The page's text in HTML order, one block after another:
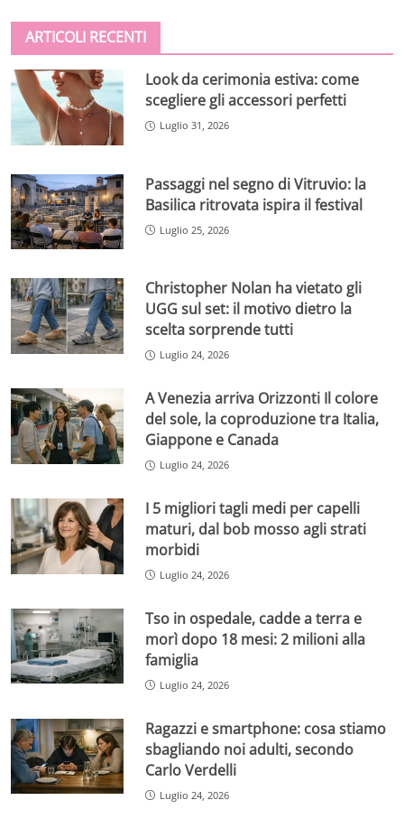
ARTICOLI RECENTI
Look da cerimonia estiva: come
scegliere gli accessori perfetti
Luglio 31, 2026
Passaggi nel segno di Vitruvio: la
Basilica ritrovata ispira il festival
Luglio 25, 2026
Christopher Nolan ha vietato gli
UGG sul set: il motivo dietro la
scelta sorprende tutti
Luglio 24, 2026
A Venezia arriva Orizzonti Il colore
del sole, la coproduzione tra Italia,
Giappone e Canada
Luglio 24, 2026
I 5 migliori tagli medi per capelli
maturi, dal bob mosso agli strati
morbidi
Luglio 24, 2026
Tso in ospedale, cadde a terra e
morì dopo 18 mesi: 2 milioni alla
famiglia
Luglio 24, 2026
Ragazzi e smartphone: cosa stiamo
sbagliando noi adulti, secondo
Carlo Verdelli
Luglio 24, 2026